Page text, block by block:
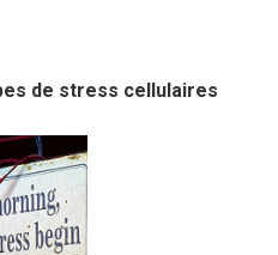
de stress cellulaires